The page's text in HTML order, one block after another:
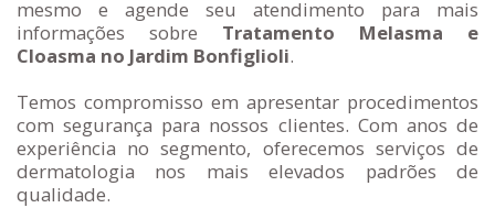
mesmo e agende seu atendimento para mais
informações sobre Tratamento Melasma e
Cloasma no Jardim Bonfiglioli.
Temos compromisso em apresentar procedimentos
com segurança para nossos clientes. Com anos de
experiência no segmento, oferecemos serviços de
dermatologia nos mais elevados padrões de
qualidade.